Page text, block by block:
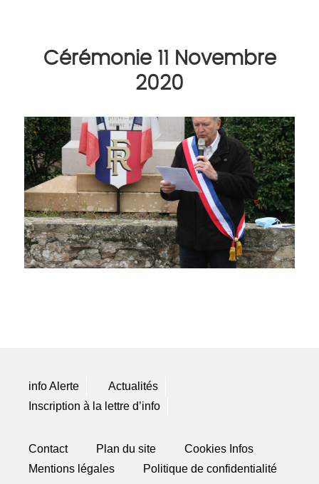
Cérémonie 11 Novembre
2020
info Alerte
Actualités
Inscription à la lettre d’info
Contact Plan du site
Cookies Infos
Mentions légales
Politique de confidentialité